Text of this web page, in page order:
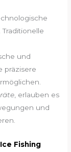
und
präzisere
, erlauben es
und
Fishing